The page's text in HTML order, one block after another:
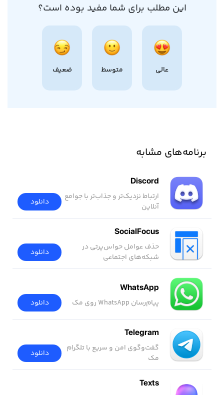
این مطلب برای شما مفید بوده است؟
عالی متوسط ضعیف
برنامه‌های مشابه
Discord
ارتباط نزدیک‌تر و جذاب‌تر با جوامع
آنلاین
دانلود
SocialFocus
حذف عوامل حواس‌پرتی در
شبکه‌های اجتماعی
دانلود
WhatsApp
پیام‌رسان WhatsApp روی مک دانلود
Telegram
گفت‌وگوی امن و سریع با تلگرام
مک
دانلود
Texts